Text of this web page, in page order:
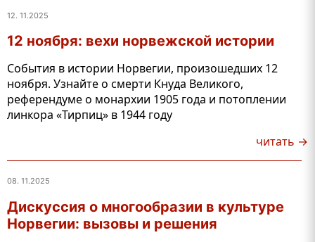
12. 11.2025
12 ноября: вехи норвежской истории
События в истории Норвегии, произошедших 12
ноября. Узнайте о смерти Кнуда Великого,
референдуме о монархии 1905 года и потоплении
линкора «Тирпиц» в 1944 году
читать →
08. 11.2025
Дискуссия о многообразии в культуре
Норвегии: вызовы и решения